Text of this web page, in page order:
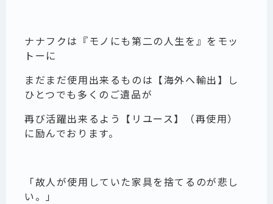
ナナフクは『モノにも第二の人生を』をモッ
トーに
まだまだ使用出来るものは【海外へ輸出】し
ひとつでも多くのご遺品が
再び活躍出来るよう【リユース】（再使用）
に励んでおります。
「故人が使用していた家具を捨てるのが悲し
い。」